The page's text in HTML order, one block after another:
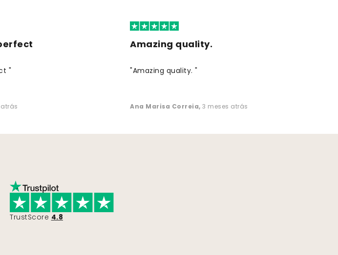
"
atrás
Amazing quality.
"Amazing quality. "
Ana Marisa Correia, 3 meses atrás
TrustScore 4.8